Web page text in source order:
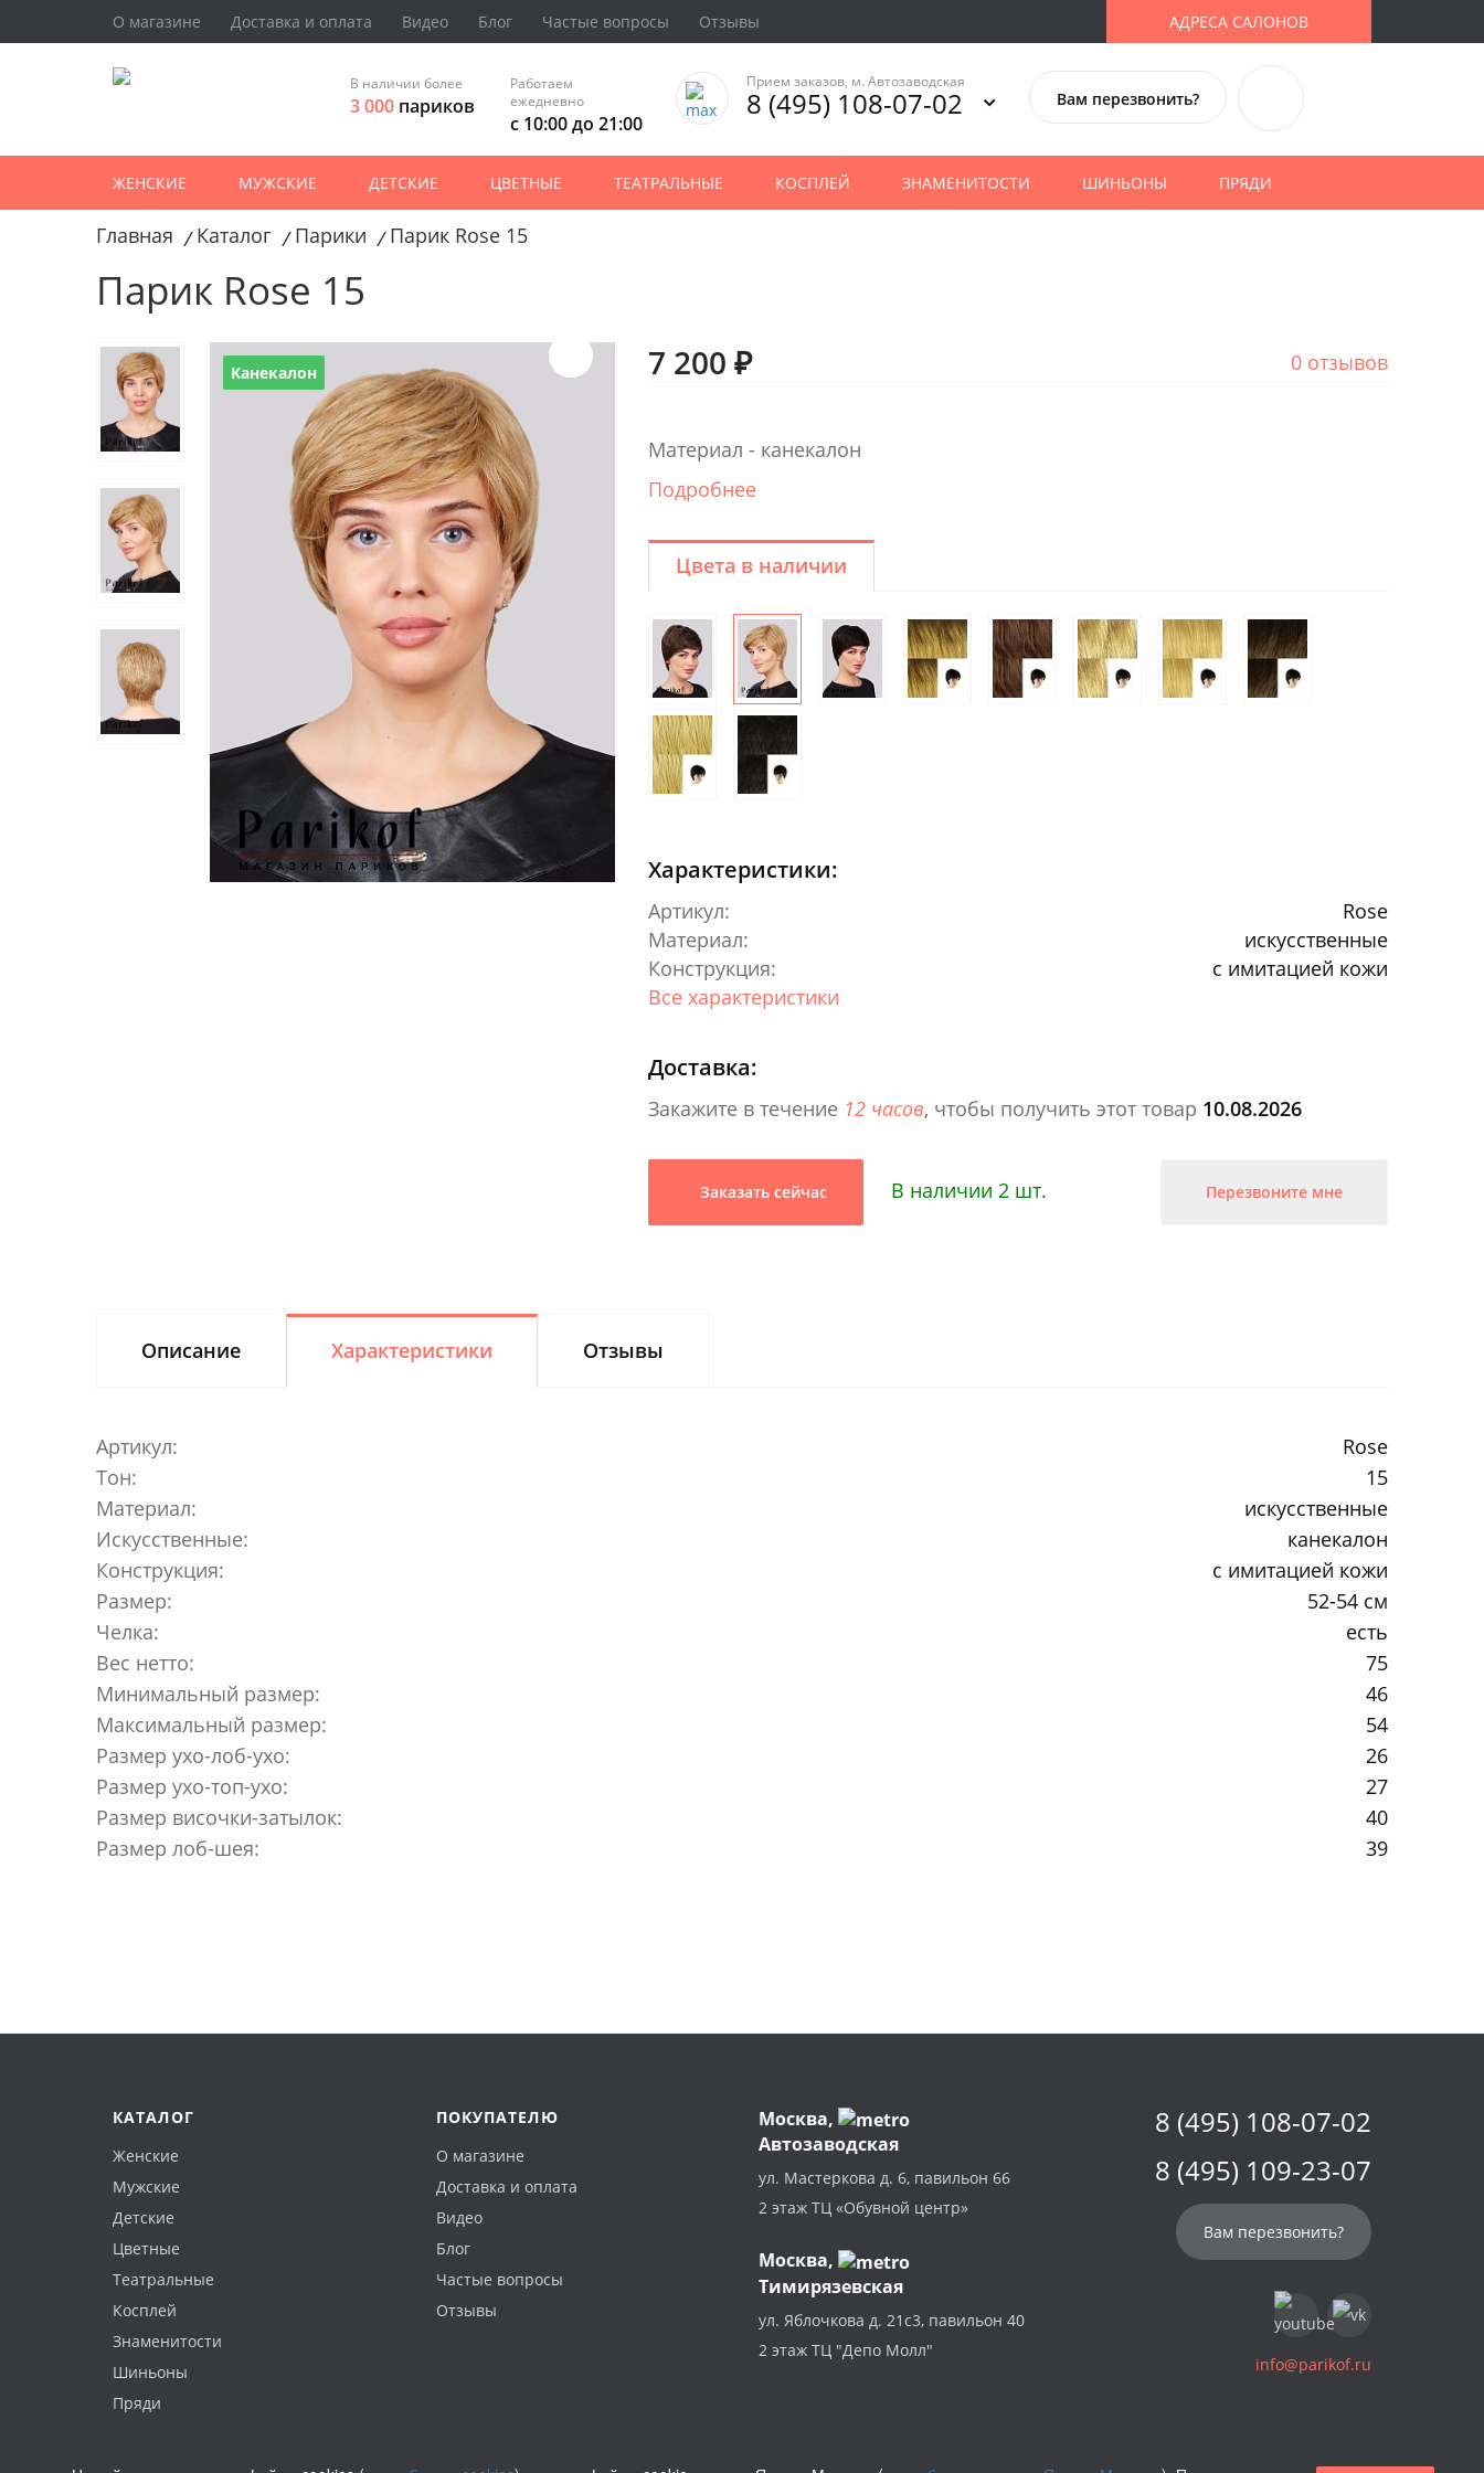
О магазине Доставка и оплата Видео Блог Частые вопросы Отзывы АДРЕСА САЛОНОВ
В наличии более
3 000 париков
Работаем
ежедневно
с 10:00 до 21:00
Прием заказов, м. Автозаводская
8 (495) 108-07-02 Вам перезвонить?
ЖЕНСКИЕ МУЖСКИЕ ДЕТСКИЕ ЦВЕТНЫЕ ТЕАТРАЛЬНЫЕ КОСПЛЕЙ ЗНАМЕНИТОСТИ ШИНЬОНЫ ПРЯДИ
Главная / Каталог / Парики / Парик Rose 15
Парик Rose 15
Канекалон 7 200 ₽ 0 отзывов
Материал - канекалон
Подробнее
Цвета в наличии
Характеристики:
Артикул:
Rose
Материал:
искусственные
Конструкция:
с имитацией кожи
Все характеристики
Доставка:
Закажите в течение 12 часов, чтобы получить этот товар 10.08.2026
Заказать сейчас В наличии 2 шт. Перезвоните мне
Описание Характеристики Отзывы
Артикул:
Rose
Тон:
15
Материал:
искусственные
Искусственные:
канекалон
Конструкция:
с имитацией кожи
Размер:
52-54 см
Челка:
есть
Вес нетто:
75
Минимальный размер:
46
Максимальный размер:
54
Размер ухо-лоб-ухо:
26
Размер ухо-топ-ухо:
27
Размер височки-затылок:
40
Размер лоб-шея:
39
КАТАЛОГ
Женские
Мужские
Детские
Цветные
Театральные
Косплей
Знаменитости
Шиньоны
Пряди
ПОКУПАТЕЛЮ
О магазине
Доставка и оплата
Видео
Блог
Частые вопросы
Отзывы
Москва,
Автозаводская
ул. Мастеркова д. 6, павильон 66
2 этаж ТЦ «Обувной центр»
Москва,
Тимирязевская
ул. Яблочкова д. 21с3, павильон 40
2 этаж ТЦ "Депо Молл"
8 (495) 108-07-02
8 (495) 109-23-07
Вам перезвонить?
info@parikof.ru